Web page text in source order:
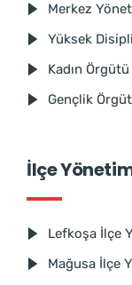
Merkez
Yüksek
Kadın Örgütü
Gençlik
İlçe
Lefkoşa İlçe
Mağusa İlçe